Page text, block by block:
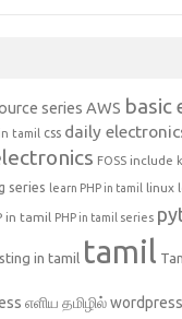
series AWS basic
tamil css daily
FOSS include
series learn PHP in tamil linux
in tamil PHP in tamil series
in tamil tamil
எளிய தமிழில் wordpress